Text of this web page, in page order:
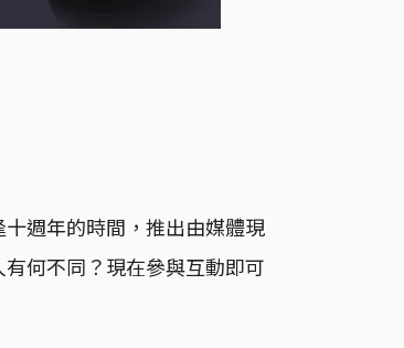
週年的時間，推出由媒體現
何不同？現在參與互動即可